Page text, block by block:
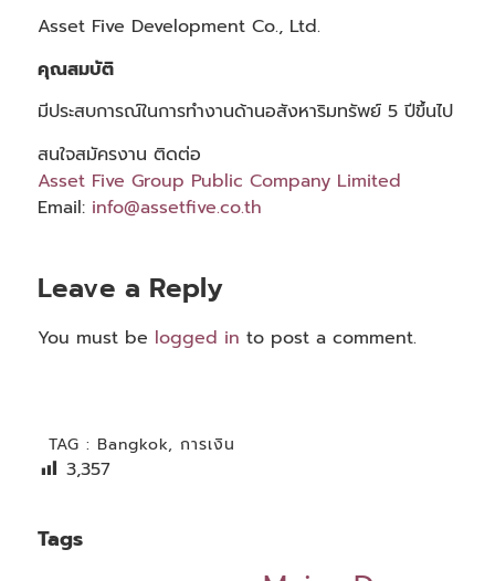
Asset Five Development Co., Ltd.
คุณสมบัติ
มีประสบการณ์ในการทำงานด้านอสังหาริมทรัพย์ 5 ปีขึ้นไป
สนใจสมัครงาน ติดต่อ
Asset Five Group Public Company Limited
Email: info@assetfive.co.th
Leave a Reply
You must be logged in to post a comment.
TAG : Bangkok,การเงิน
3,357
Tags